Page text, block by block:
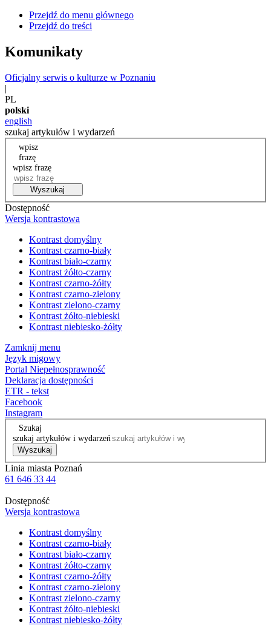
Przejdź do menu głównego
Przejdź do treści
Komunikaty
Oficjalny serwis o kulturze w Poznaniu
|
PL
polski
english
szukaj artykułów i wydarzeń
wpisz
frazę
wpisz frazę
Wyszukaj
Dostępność
Wersja kontrastowa
Kontrast domyślny
Kontrast czarno-biały
Kontrast biało-czarny
Kontrast żółto-czarny
Kontrast czarno-żółty
Kontrast czarno-zielony
Kontrast zielono-czarny
Kontrast żółto-niebieski
Kontrast niebiesko-żółty
Zamknij menu
Język migowy
Portal Niepełnosprawność
Deklaracja dostępności
ETR - tekst
Facebook
Instagram
Szukaj
szukaj artykułów i wydarzeń
Wyszukaj
Linia miasta Poznań
61 646 33 44
Dostępność
Wersja kontrastowa
Kontrast domyślny
Kontrast czarno-biały
Kontrast biało-czarny
Kontrast żółto-czarny
Kontrast czarno-żółty
Kontrast czarno-zielony
Kontrast zielono-czarny
Kontrast żółto-niebieski
Kontrast niebiesko-żółty